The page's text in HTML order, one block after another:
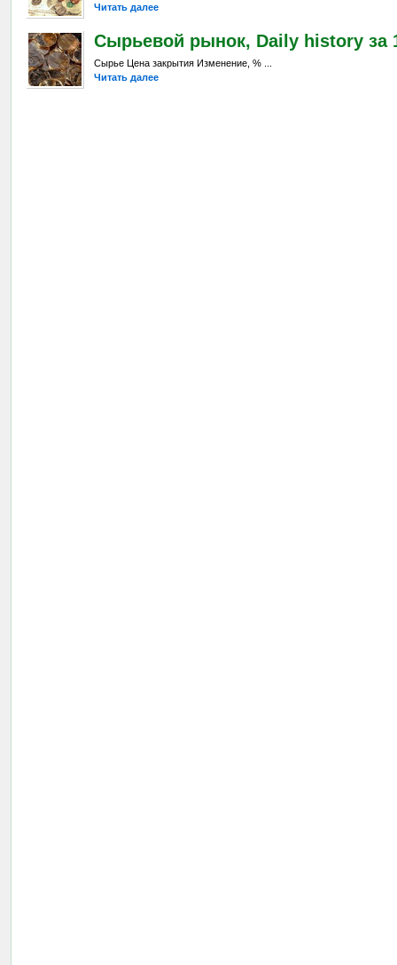
Читать далее
Сырьевой рынок, Daily history за
Сырье Цена закрытия Изменение, % ...
Читать далее